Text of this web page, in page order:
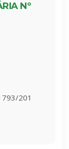
Nº
201